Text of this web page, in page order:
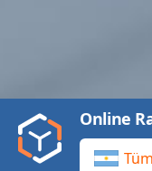
Video
Play
Backward
Online